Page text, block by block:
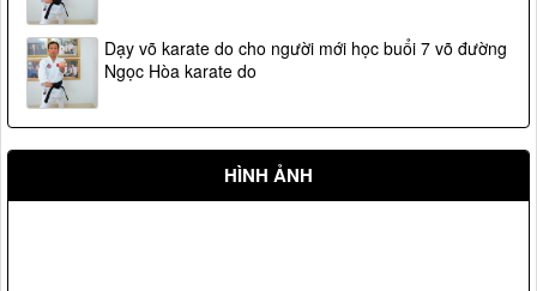
Dạy võ karate do cho người mới học buổi 7 võ đường
Ngọc Hòa karate do
HÌNH ẢNH